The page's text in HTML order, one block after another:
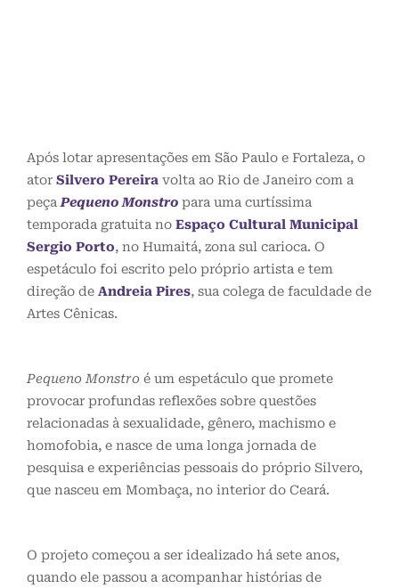
Após lotar apresentações em São Paulo e Fortaleza, o
ator Silvero Pereira volta ao Rio de Janeiro com a
peçaPequeno Monstro para uma curtíssima
temporada gratuita no Espaço Cultural Municipal
Sergio Porto, no Humaitá, zona sul carioca. O
espetáculo foi escrito pelo próprio artista e tem
direção de Andreia Pires, sua colega de faculdade de
Artes Cênicas.
Pequeno Monstro é um espetáculo que promete
provocar profundas reflexões sobre questões
relacionadas à sexualidade, gênero, machismo e
homofobia, e nasce de uma longa jornada de
pesquisa e experiências pessoais do próprio Silvero,
que nasceu em Mombaça, no interior do Ceará.
O projeto começou a ser idealizado há sete anos,
quando ele passou a acompanhar histórias de